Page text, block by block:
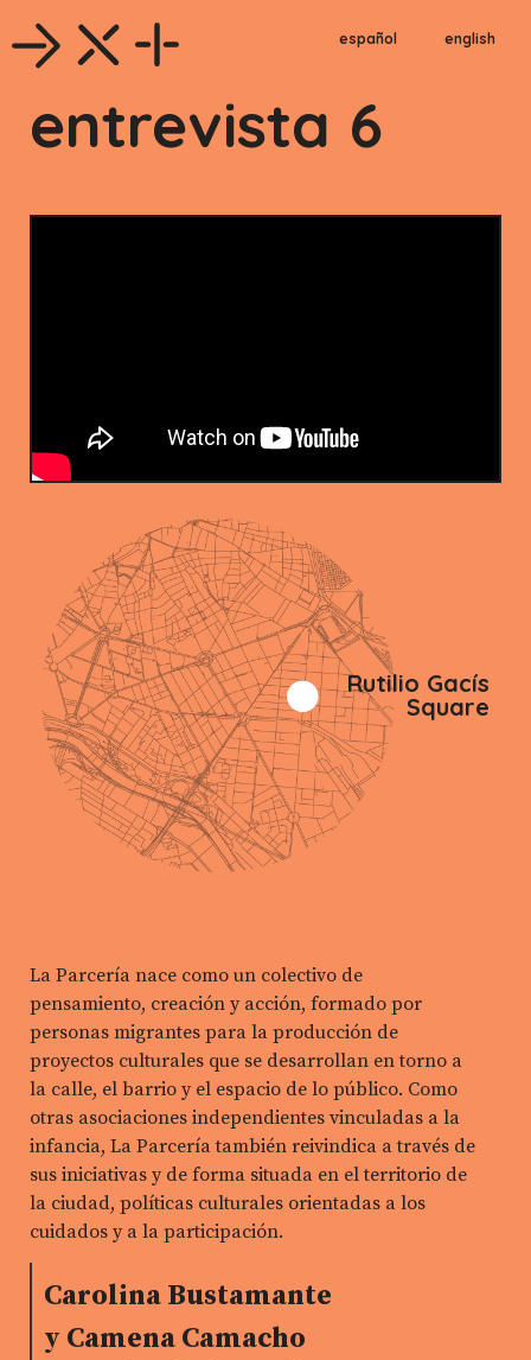
español english
entrevista 6
Rutilio Gacís
Square
La Parcería nace como un colectivo de
pensamiento, creación y acción, formado por
personas migrantes para la producción de
proyectos culturales que se desarrollan en torno a
la calle, el barrio y el espacio de lo público. Como
otras asociaciones independientes vinculadas a la
infancia, La Parcería también reivindica a través de
sus iniciativas y de forma situada en el territorio de
la ciudad, políticas culturales orientadas a los
cuidados y a la participación.
Carolina Bustamante
y Camena Camacho